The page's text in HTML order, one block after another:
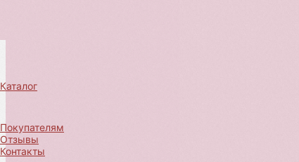
Каталог
Покупателям
Отзывы
Контакты